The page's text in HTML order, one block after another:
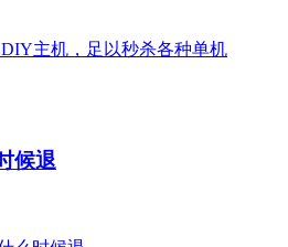
候退